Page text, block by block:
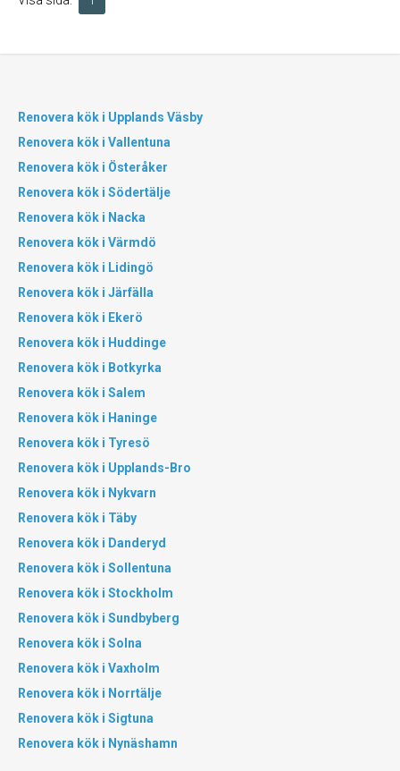
Renovera kök i Upplands Väsby
Renovera kök i Vallentuna
Renovera kök i Österåker
Renovera kök i Södertälje
Renovera kök i Nacka
Renovera kök i Värmdö
Renovera kök i Lidingö
Renovera kök i Järfälla
Renovera kök i Ekerö
Renovera kök i Huddinge
Renovera kök i Botkyrka
Renovera kök i Salem
Renovera kök i Haninge
Renovera kök i Tyresö
Renovera kök i Upplands-Bro
Renovera kök i Nykvarn
Renovera kök i Täby
Renovera kök i Danderyd
Renovera kök i Sollentuna
Renovera kök i Stockholm
Renovera kök i Sundbyberg
Renovera kök i Solna
Renovera kök i Vaxholm
Renovera kök i Norrtälje
Renovera kök i Sigtuna
Renovera kök i Nynäshamn